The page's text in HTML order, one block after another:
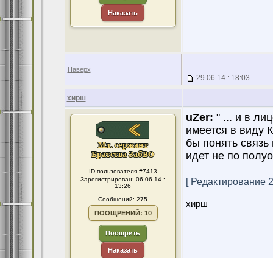
Наказать
Наверх
29.06.14 : 18:03
хирш
ID пользователя #7413
Зарегистрирован: 06.06.14 :
13:26
Сообщений: 275
ПООЩРЕНИЙ: 10
Поощрить
Наказать
uZer: " ... и в
имеется в виду
бы понять
идет не по
[ Редактирование
хирш